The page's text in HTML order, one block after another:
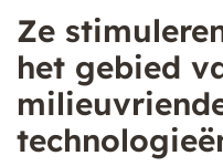
Ze
het gebied